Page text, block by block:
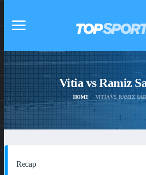
Vitia vs Ramiz
HOME VITIA VS RAMIZ
Recap